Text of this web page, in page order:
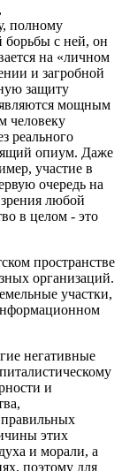
полному
борьбы с ней, он
на «личном
и загробной
защиту
являются мощным
человеку
реального
опиум. Даже
участие в
очередь на
любой
в целом - это
пространстве
организаций.
участки,
негативные
и
этих
и морали, а
поэтому для